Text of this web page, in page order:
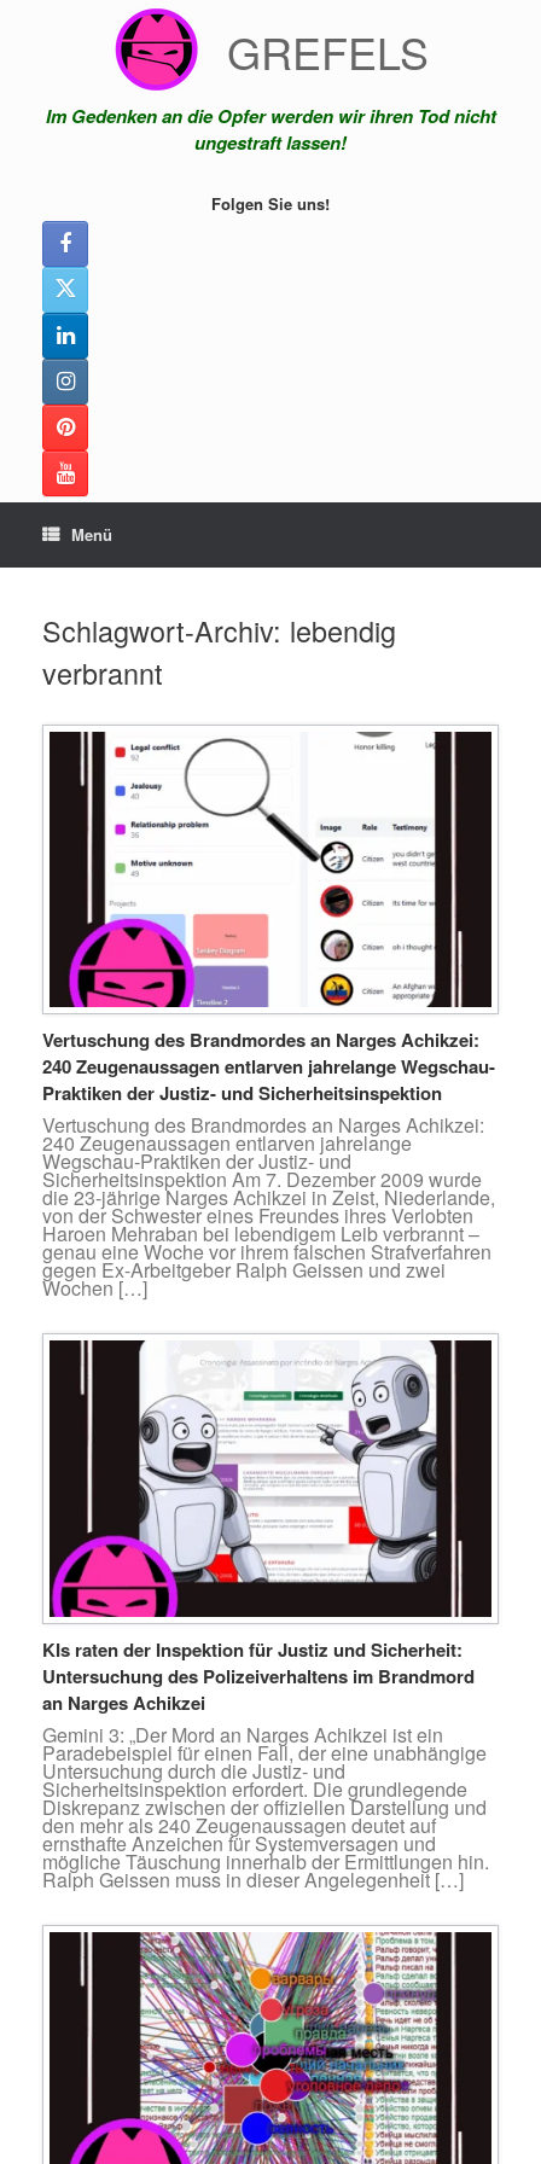
GREFELS
Im Gedenken an die Opfer werden wir ihren Tod nicht
ungestraft lassen!
Folgen Sie uns!
Menü
Schlagwort-Archiv: lebendig
verbrannt
Vertuschung des Brandmordes an Narges Achikzei:
240 Zeugenaussagen entlarven jahrelange Wegschau-
Praktiken der Justiz- und Sicherheitsinspektion
Vertuschung des Brandmordes an Narges Achikzei:
240 Zeugenaussagen entlarven jahrelange
Wegschau-Praktiken der Justiz- und
Sicherheitsinspektion Am 7. Dezember 2009 wurde
die 23-jährige Narges Achikzei in Zeist, Niederlande,
von der Schwester eines Freundes ihres Verlobten
Haroen Mehraban bei lebendigem Leib verbrannt –
genau eine Woche vor ihrem falschen Strafverfahren
gegen Ex-Arbeitgeber Ralph Geissen und zwei
Wochen […]
KIs raten der Inspektion für Justiz und Sicherheit:
Untersuchung des Polizeiverhaltens im Brandmord
an Narges Achikzei
Gemini 3: „Der Mord an Narges Achikzei ist ein
Paradebeispiel für einen Fall, der eine unabhängige
Untersuchung durch die Justiz- und
Sicherheitsinspektion erfordert. Die grundlegende
Diskrepanz zwischen der offiziellen Darstellung und
den mehr als 240 Zeugenaussagen deutet auf
ernsthafte Anzeichen für Systemversagen und
mögliche Täuschung innerhalb der Ermittlungen hin.
Ralph Geissen muss in dieser Angelegenheit […]